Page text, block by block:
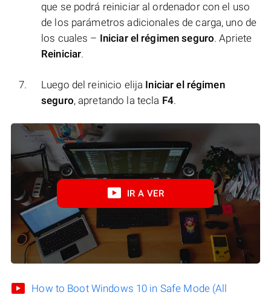
que se podrá reiniciar al ordenador con el uso
de los parámetros adicionales de carga, uno de
los cuales – Iniciar el régimen seguro. Apriete
Reiniciar.
Luego del reinicio elija Iniciar el régimen
seguro, apretando la tecla F4.
IR A VER
How to Boot Windows 10 in Safe Mode (All